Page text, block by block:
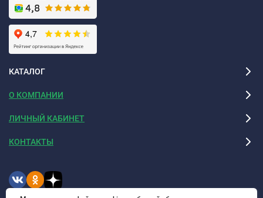
КАТАЛОГ
О КОМПАНИИ
ЛИЧНЫЙ КАБИНЕТ
КОНТАКТЫ